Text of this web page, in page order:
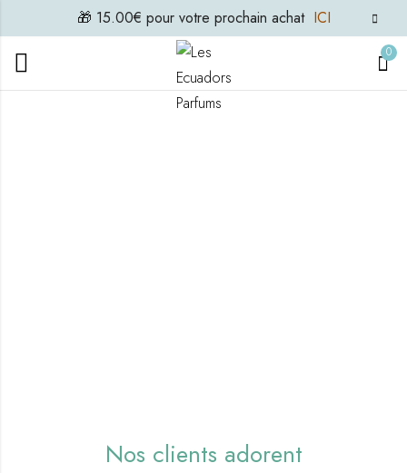
🎁 15.00€ pour votre prochain achat ICI
0
Nos clients adorent